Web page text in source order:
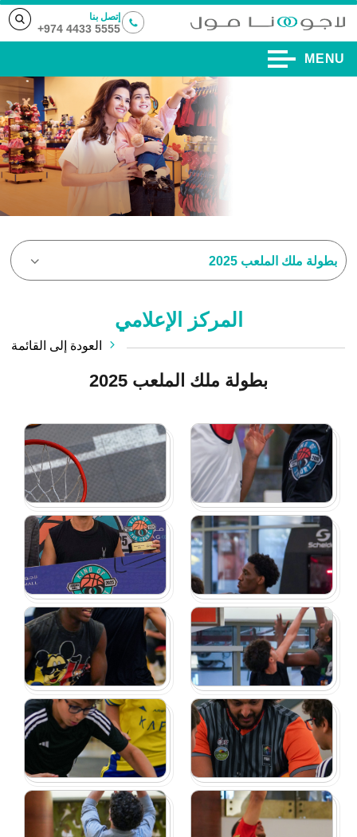
إتصل بنا
5555 4433 974+
MENU
بطولة ملك الملعب 2025
المركز الإعلامي
العودة إلى القائمة
بطولة ملك الملعب 2025